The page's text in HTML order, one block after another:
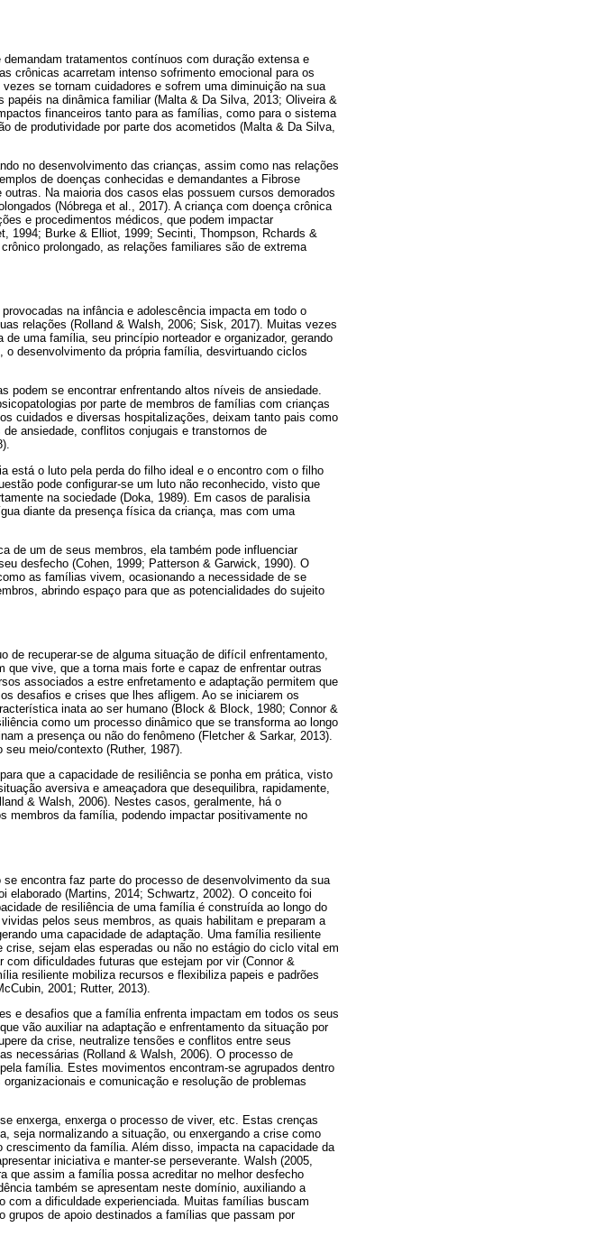
tratamentos contínuos com duração extensa e
crônicas acarretam intenso sofrimento emocional para os
se tornam cuidadores e sofrem uma diminuição na sua
na dinâmica familiar (Malta & Da Silva, 2013; Oliveira &
financeiros tanto para as famílias, como para o sistema
de produtividade por parte dos acometidos (Malta & Da Silva,
no desenvolvimento das crianças, assim como nas relações
de doenças conhecidas e demandantes a Fibrose
Na maioria dos casos elas possuem cursos demorados
(Nóbrega et al., 2017). A criança com doença crônica
e procedimentos médicos, que podem impactar
1994; Burke & Elliot, 1999; Secinti, Thompson, Rchards &
prolongado, as relações familiares são de extrema
na infância e adolescência impacta em todo o
relações (Rolland & Walsh, 2006; Sisk, 2017). Muitas vezes
uma família, seu princípio norteador e organizador, gerando
desenvolvimento da própria família, desvirtuando ciclos
se encontrar enfrentando altos níveis de ansiedade.
por parte de membros de famílias com crianças
cuidados e diversas hospitalizações, deixam tanto pais como
ansiedade, conflitos conjugais e transtornos de
está o luto pela perda do filho ideal e o encontro com o filho
pode configurar-se um luto não reconhecido, visto que
na sociedade (Doka, 1989). Em casos de paralisia
diante da presença física da criança, mas com uma
de um de seus membros, ela também pode influenciar
desfecho (Cohen, 1999; Patterson & Garwick, 1990). O
as famílias vivem, ocasionando a necessidade de se
abrindo espaço para que as potencialidades do sujeito
de recuperar-se de alguma situação de difícil enfrentamento,
vive, que a torna mais forte e capaz de enfrentar outras
associados a estre enfretamento e adaptação permitem que
desafios e crises que lhes afligem. Ao se iniciarem os
inata ao ser humano (Block & Block, 1980; Connor &
como um processo dinâmico que se transforma ao longo
a presença ou não do fenômeno (Fletcher & Sarkar, 2013).
meio/contexto (Ruther, 1987).
que a capacidade de resiliência se ponha em prática, visto
aversiva e ameaçadora que desequilibra, rapidamente,
& Walsh, 2006). Nestes casos, geralmente, há o
da família, podendo impactar positivamente no
encontra faz parte do processo de desenvolvimento da sua
elaborado (Martins, 2014; Schwartz, 2002). O conceito foi
de resiliência de uma família é construída ao longo do
pelos seus membros, as quais habilitam e preparam a
uma capacidade de adaptação. Uma família resiliente
sejam elas esperadas ou não no estágio do ciclo vital em
dificuldades futuras que estejam por vir (Connor &
resiliente mobiliza recursos e flexibiliza papeis e padrões
2001; Rutter, 2013).
e desafios que a família enfrenta impactam em todos os seus
vão auxiliar na adaptação e enfrentamento da situação por
da crise, neutralize tensões e conflitos entre seus
necessárias (Rolland & Walsh, 2006). O processo de
família. Estes movimentos encontram-se agrupados dentro
e comunicação e resolução de problemas
enxerga, enxerga o processo de viver, etc. Estas crenças
seja normalizando a situação, ou enxergando a crise como
da família. Além disso, impacta na capacidade da
iniciativa e manter-se perseverante. Walsh (2005,
que assim a família possa acreditar no melhor desfecho
também se apresentam neste domínio, auxiliando a
com a dificuldade experienciada. Muitas famílias buscam
grupos de apoio destinados a famílias que passam por